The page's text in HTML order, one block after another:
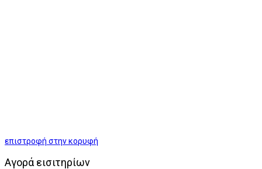
επιστροφή στην κορυφή
Αγορά εισιτηρίων